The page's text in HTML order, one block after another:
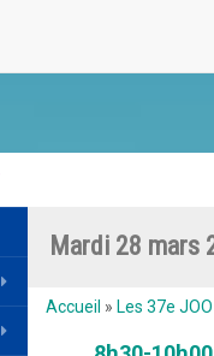
Mardi 28 mars
Accueil » Les 37e JOO